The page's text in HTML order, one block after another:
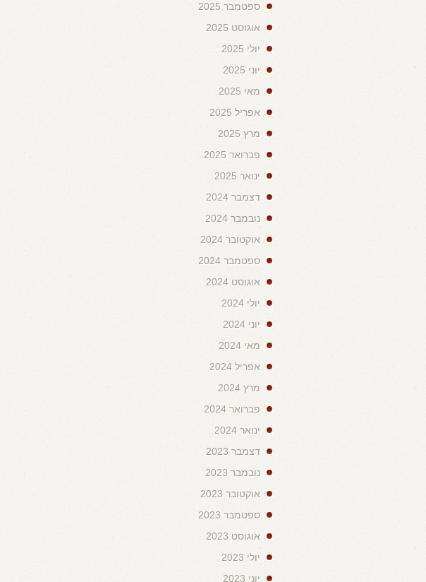
ספטמבר 2025
אוגוסט 2025
יולי 2025
יוני 2025
מאי 2025
אפריל 2025
מרץ 2025
פברואר 2025
ינואר 2025
דצמבר 2024
נובמבר 2024
אוקטובר 2024
ספטמבר 2024
אוגוסט 2024
יולי 2024
יוני 2024
מאי 2024
אפריל 2024
מרץ 2024
פברואר 2024
ינואר 2024
דצמבר 2023
נובמבר 2023
אוקטובר 2023
ספטמבר 2023
אוגוסט 2023
יולי 2023
יוני 2023